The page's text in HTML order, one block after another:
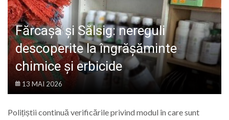
LIFE
Fărcașa și Sălsig: nereguli
descoperite la îngrășăminte
chimice și erbicide
13 MAI 2026
Polițiștii continuă verificările privind modul în care sunt